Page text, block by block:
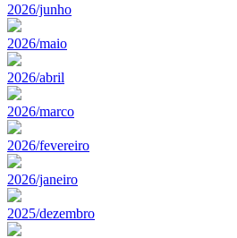
2026/junho
2026/maio
2026/abril
2026/marco
2026/fevereiro
2026/janeiro
2025/dezembro